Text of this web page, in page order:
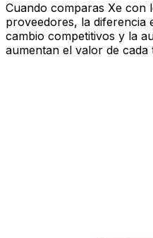
Cuando comparas Xe con
proveedores, la diferencia
cambio competitivos y la
aumentan el valor de cada